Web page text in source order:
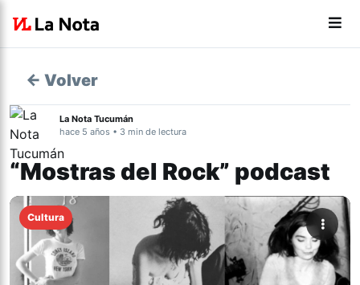
← Volver
La Nota Tucumán
hace 5 años • 3 min de lectura
“Mostras del Rock” podcast
Cultura